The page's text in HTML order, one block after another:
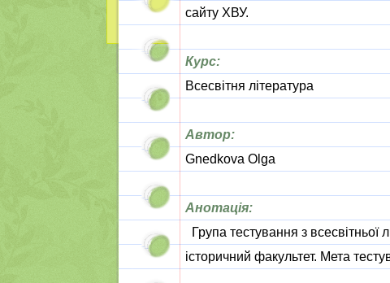
сайту ХВУ.
Курс:
Всесвітня література
Автор:
Gnedkova Olga
Анотація:
Група тестування з всесвітньої
історичний факультет. Мета